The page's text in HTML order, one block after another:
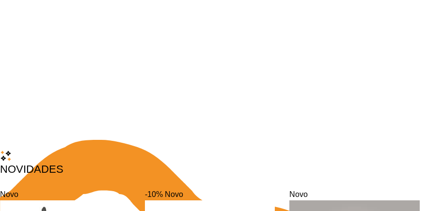
NOVIDADES
Novo -10% Novo Novo